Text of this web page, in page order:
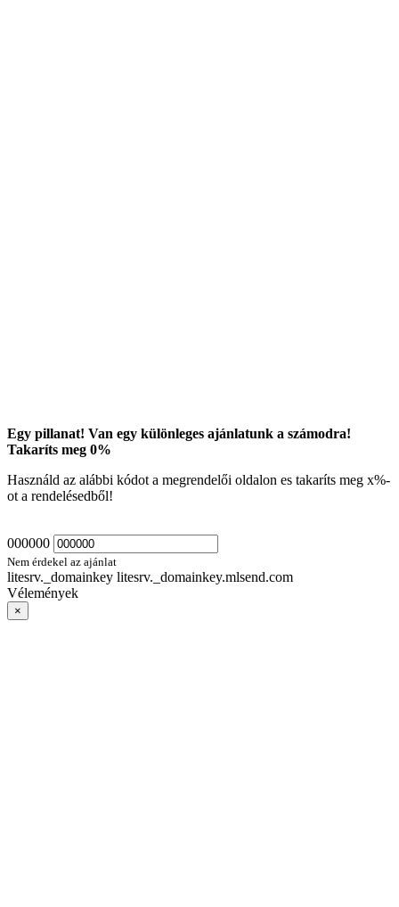
Egy pillanat! Van egy különleges ajánlatunk a számodra!
Takaríts meg 0%
Használd az alábbi kódot a megrendelői oldalon es takaríts meg x%-
ot a rendelésedből!
000000
Nem érdekel az ajánlat
litesrv._domainkey litesrv._domainkey.mlsend.com
Vélemények
×